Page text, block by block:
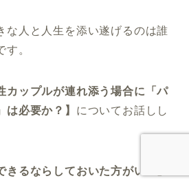
な人と人生を添い遂げるのは誰
す。
カップルが連れ添う場合に「パ
は必要か？】 についてお話しし
きるならしておいた方がいい」